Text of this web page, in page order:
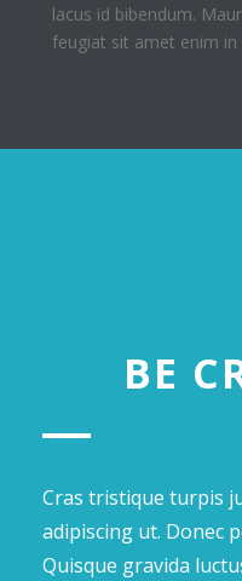
lacus id bibendum.
feugiat sit amet enim in
BE
Cras tristique turpis
adipiscing ut. Donec
Quisque gravida